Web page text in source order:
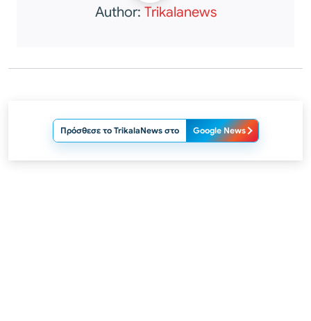
Author: Trikalanews
Πρόσθεσε το TrikalaNews στο Google News